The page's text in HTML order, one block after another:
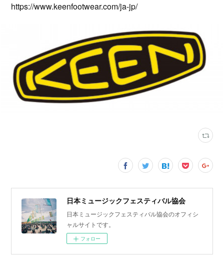
https://www.keenfootwear.com/ja-jp/
日本ミュージックフェスティバル協会
日本ミュージックフェスティバル協会のオフィシ
ャルサイトです。
フォロー